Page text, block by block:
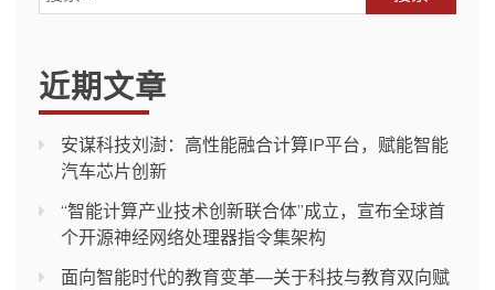
索：
近期文章
安谋科技刘澍：高性能融合计算IP平台，赋能智能
汽车芯片创新
“智能计算产业技术创新联合体”成立，宣布全球首
个开源神经网络处理器指令集架构
面向智能时代的教育变革—关于科技与教育双向赋